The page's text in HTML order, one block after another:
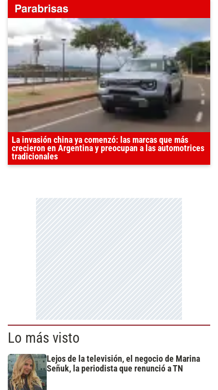
La invasión china ya comenzó: las marcas que más
crecieron en Argentina y preocupan a las automotrices
tradicionales
Lo más visto
Lejos de la televisión, el negocio de Marina
Señuk, la periodista que renunció a TN